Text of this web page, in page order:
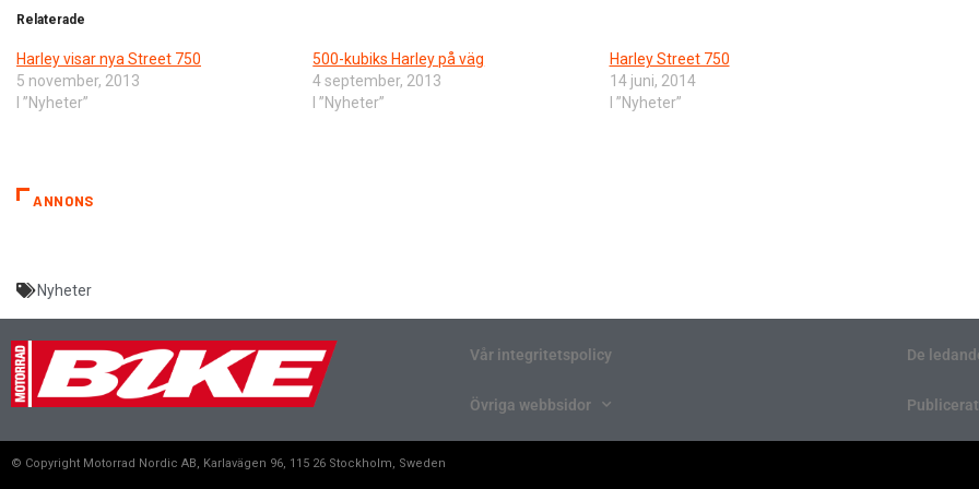
Relaterade
Harley visar nya Street 750
5 november, 2013
I ”Nyheter”
500-kubiks Harley på väg
4 september, 2013
I ”Nyheter”
Harley Street 750
14 juni, 2014
I ”Nyheter”
ANNONS
Nyheter
Vår integritetspolicy
Övriga webbsidor
De
Publicerat
© Copyright Motorrad Nordic AB, Karlavägen 96, 115 26 Stockholm, Sweden